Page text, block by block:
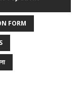
FORM